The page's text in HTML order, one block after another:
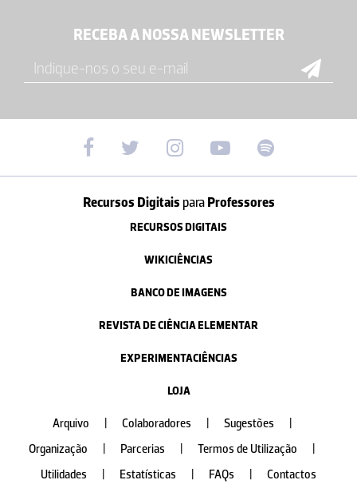
RECEBA A NOSSA NEWSLETTER
Recursos Digitais paraProfessores
RECURSOS DIGITAIS
WIKICIÊNCIAS
BANCO DE IMAGENS
REVISTA DE CIÊNCIA ELEMENTAR
EXPERIMENTACIÊNCIAS
LOJA
Arquivo Colaboradores Sugestões
Organização
Parcerias Termos de Utilização
Utilidades
Estatísticas FAQs Contactos